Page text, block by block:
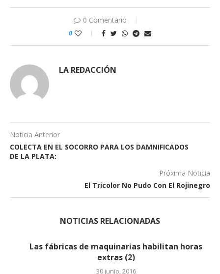
0 Comentario
0
LA REDACCIÓN
Noticia Anterior
COLECTA EN EL SOCORRO PARA LOS DAMNIFICADOS
DE LA PLATA:
Próxima Noticia
El Tricolor No Pudo Con El Rojinegro
NOTICIAS RELACIONADAS
Las fábricas de maquinarias habilitan horas
extras (2)
30 junio, 2016